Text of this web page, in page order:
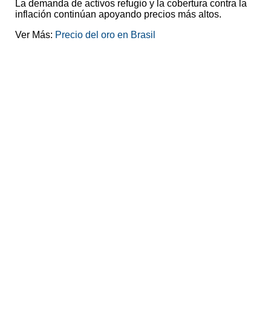
La demanda de activos refugio y la cobertura contra la
inflación continúan apoyando precios más altos.
Ver Más: Precio del oro en Brasil